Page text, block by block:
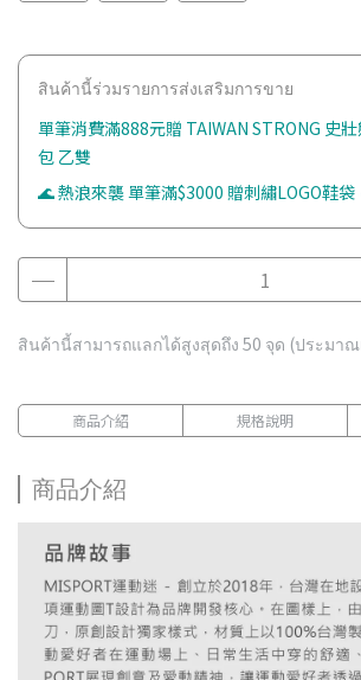
สินค้านี้ร่วมรายการส่งเสริมการขาย
單筆消費滿888元贈 TAIWAN STRONG 史
包 乙雙
🌊 熱浪來襲 單筆滿$3000 贈刺繡LOGO鞋袋
สินค้านี้สามารถแลกได้สูงสุดถึง 50 จุด (ประมาณ
商品介紹 規格說明
商品介紹